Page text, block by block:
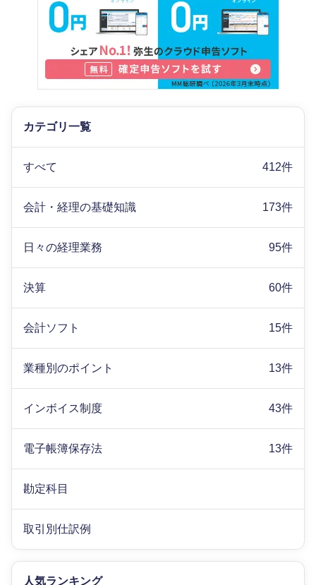
カテゴリ一覧
すべて 412件
会計・経理の基礎知識 173件
日々の経理業務 95件
決算 60件
会計ソフト 15件
業種別のポイント 13件
インボイス制度 43件
電子帳簿保存法 13件
勘定科目
取引別仕訳例
人気ランキング